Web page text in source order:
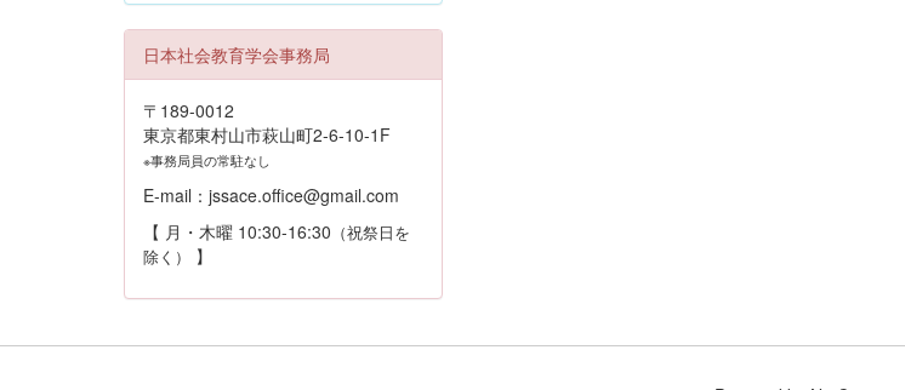
日本社会教育学会事務局
〒189-0012
東京都東村山市萩山町2-6-10-1F
※事務局員の常駐なし
E-mail：jssace.office@gmail.com
【 月・木曜 10:30-16:30 （祝祭日を
除く）
】